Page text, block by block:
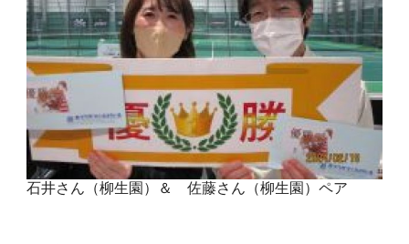
石井さん（柳生園）＆ 佐藤さん（柳生園）ペア